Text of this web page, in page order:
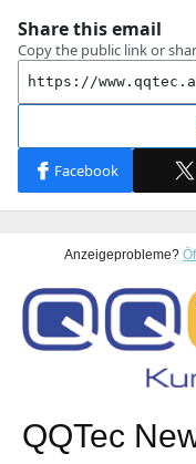
Anzeigeprobleme?
QQTec